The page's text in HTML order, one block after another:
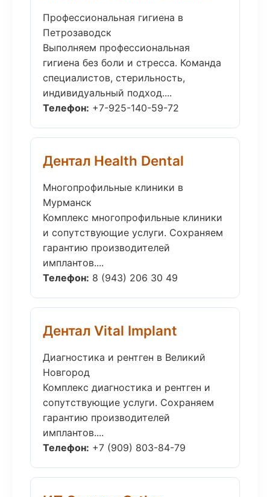
Профессиональная гигиена в
Петрозаводск
Выполняем профессиональная
гигиена без боли и стресса. Команда
специалистов, стерильность,
индивидуальный подход....
Телефон: +7-925-140-59-72
Дентал Health Dental
Многопрофильные клиники в
Мурманск
Комплекс многопрофильные клиники
и сопутствующие услуги. Сохраняем
гарантию производителей
имплантов....
Телефон: 8 (943) 206 30 49
Дентал Vital Implant
Диагностика и рентген в Великий
Новгород
Комплекс диагностика и рентген и
сопутствующие услуги. Сохраняем
гарантию производителей
имплантов....
Телефон: +7 (909) 803-84-79